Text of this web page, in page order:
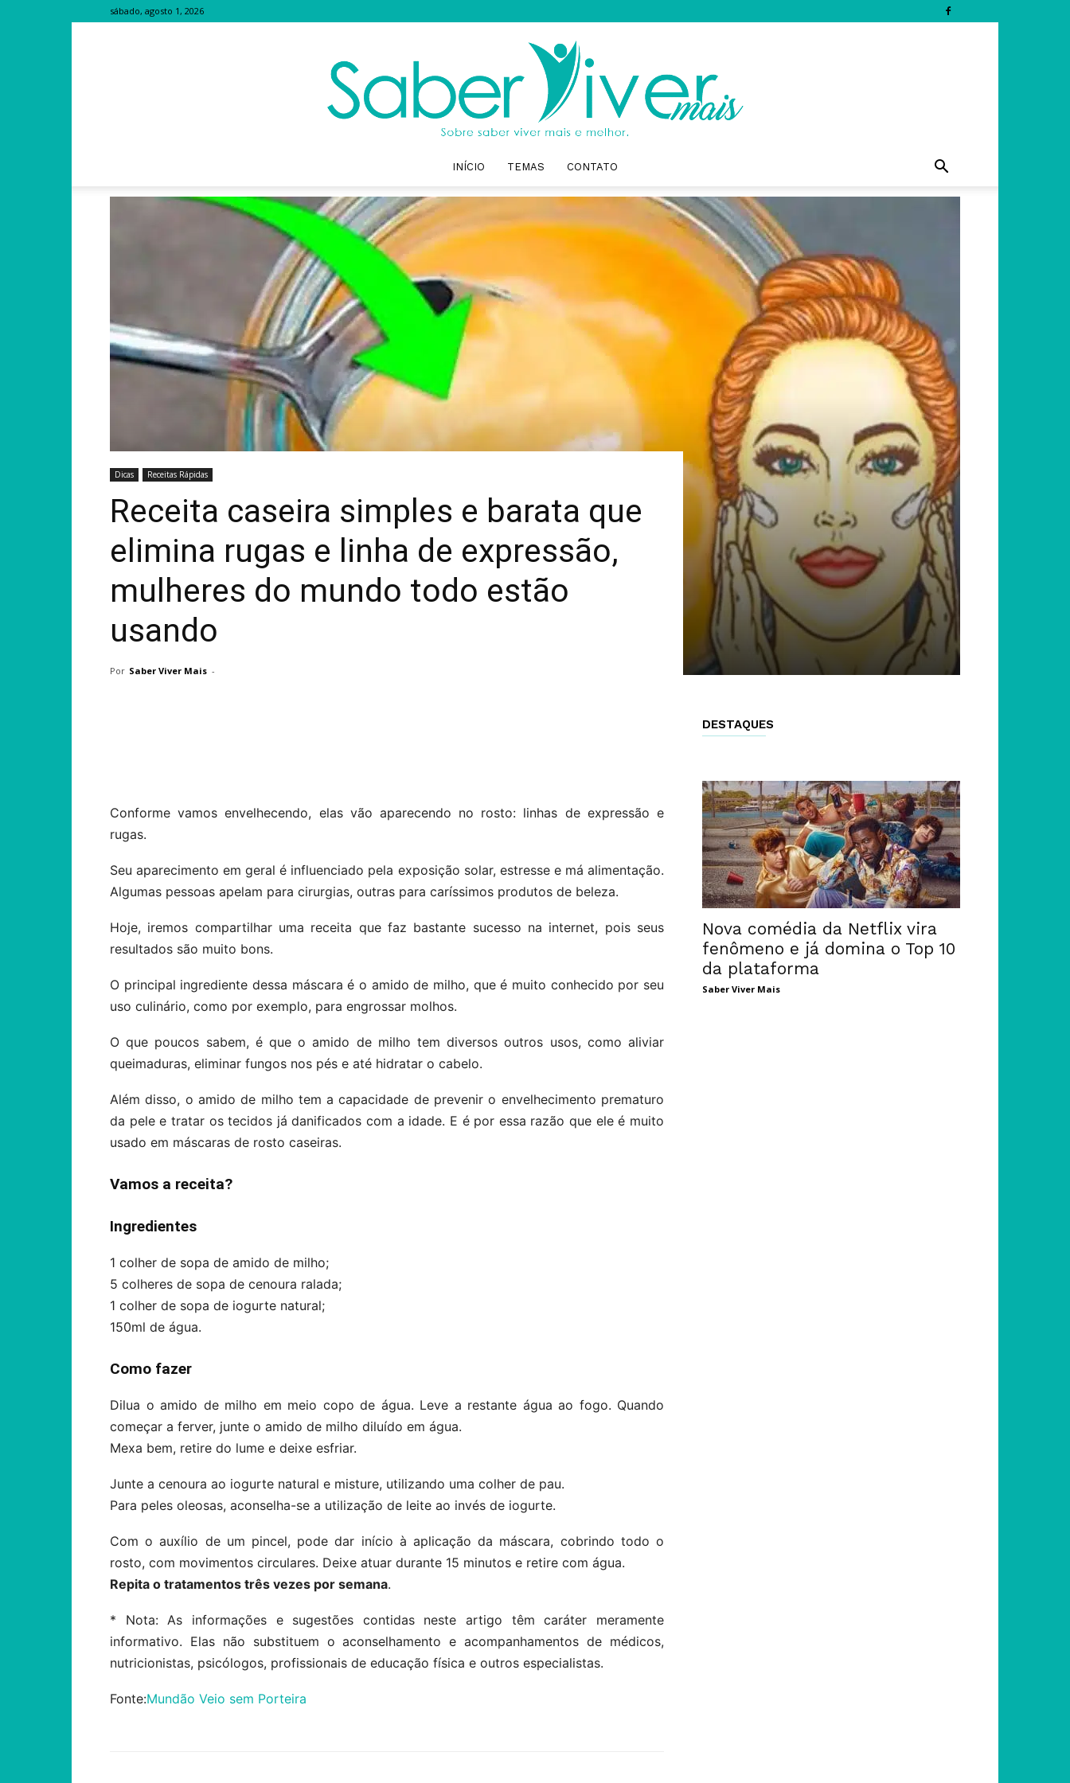
sábado, agosto 1, 2026
Saber
Viver
Mais
INÍCIO TEMAS CONTATO
Dicas Receitas Rápidas
Receita caseira simples e barata que
elimina rugas e linha de expressão,
mulheres do mundo todo estão
usando
Por Saber Viver Mais -
Conforme vamos envelhecendo, elas vão aparecendo no rosto: linhas de expressão e
rugas.
Seu aparecimento em geral é influenciado pela exposição solar, estresse e má alimentação.
Algumas pessoas apelam para cirurgias, outras para caríssimos produtos de beleza.
Hoje, iremos compartilhar uma receita que faz bastante sucesso na internet, pois seus
resultados são muito bons.
O principal ingrediente dessa máscara é o amido de milho, que é muito conhecido por seu
uso culinário, como por exemplo, para engrossar molhos.
O que poucos sabem, é que o amido de milho tem diversos outros usos, como aliviar
queimaduras, eliminar fungos nos pés e até hidratar o cabelo.
Além disso, o amido de milho tem a capacidade de prevenir o envelhecimento prematuro
da pele e tratar os tecidos já danificados com a idade. E é por essa razão que ele é muito
usado em máscaras de rosto caseiras.
Vamos a receita?
Ingredientes
1 colher de sopa de amido de milho;
5 colheres de sopa de cenoura ralada;
1 colher de sopa de iogurte natural;
150ml de água.
Como fazer
Dilua o amido de milho em meio copo de água. Leve a restante água ao fogo. Quando
começar a ferver, junte o amido de milho diluído em água.
Mexa bem, retire do lume e deixe esfriar.
Junte a cenoura ao iogurte natural e misture, utilizando uma colher de pau.
Para peles oleosas, aconselha-se a utilização de leite ao invés de iogurte.
Com o auxílio de um pincel, pode dar início à aplicação da máscara, cobrindo todo o
rosto, com movimentos circulares. Deixe atuar durante 15 minutos e retire com água.
Repita o tratamentos três vezes por semana.
* Nota: As informações e sugestões contidas neste artigo têm caráter meramente
informativo. Elas não substituem o aconselhamento e acompanhamentos de médicos,
nutricionistas, psicólogos, profissionais de educação física e outros especialistas.
Fonte:Mundão Veio sem Porteira
DESTAQUES
Nova comédia da Netflix vira
fenômeno e já domina o Top 10
da plataforma
Saber Viver Mais